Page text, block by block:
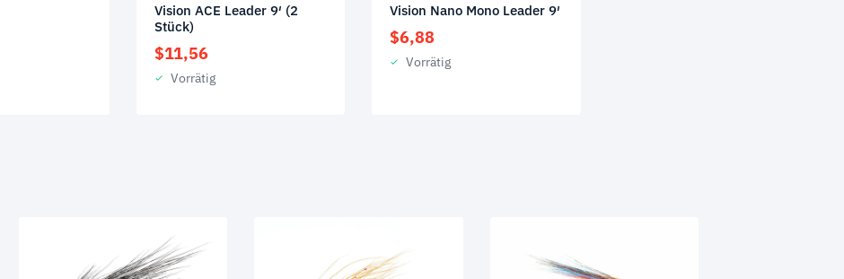
Vision ACE Leader 9′ (2
Stück)
$11,56
Vorrätig
Vision Nano Mono Leader 9′
$6,88
Vorrätig